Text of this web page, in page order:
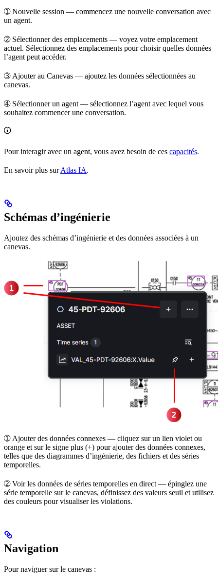
➀Nouvelle session — commencez une nouvelle conversation avec
un agent.
➁ Sélectionner des emplacements — voyez votre emplacement
actuel. Sélectionnez des emplacements pour choisir quelles données
l’agent peut accéder.
➂ Ajouter au Canevas — ajoutez les données sélectionnées au
canevas.
➃ Sélectionner un agent — sélectionnez l’agent avec lequel vous
souhaitez commencer une conversation.
Pour interagir avec un agent, vous avez besoin de ces capacités.
En savoir plus surAtlas IA.
Schémas d’ingénierie
Ajoutez des schémas d’ingénierie et des données associées à un
canevas.
➀ Ajouter des données connexes — cliquez sur un lien violet ou
orange et sur le signe plus (+) pour ajouter des données connexes,
telles que des diagrammes d’ingénierie, des fichiers et des séries
temporelles.
➁Voir les données de séries temporelles en direct — épinglez une
série temporelle sur le canevas, définissez des valeurs seuil et utilisez
des couleurs pour visualiser les violations.
Navigation
Pour naviguer sur le canevas :